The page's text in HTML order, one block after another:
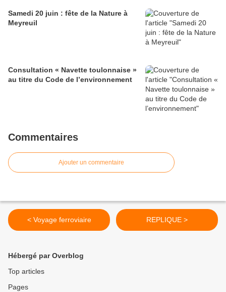
Samedi 20 juin : fête de la Nature à
Meyreuil
Consultation « Navette toulonnaise »
au titre du Code de l’environnement
Commentaires
Ajouter un commentaire
< Voyage ferroviaire REPLIQUE >
Hébergé par Overblog
Top articles
Pages